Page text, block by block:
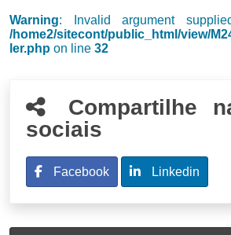
Warning: Invalid argument
/home2/sitecont/public_html/view/
ler.php on line 32
Compartilhe
sociais
Facebook Linkedin